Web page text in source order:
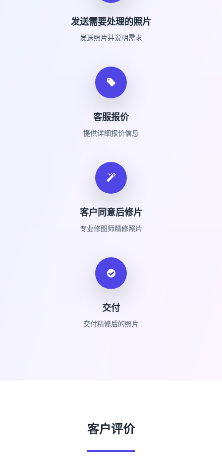
发送需要处理的照片
发送照片并说明需求
客服报价
提供详细报价信息
客户同意后修片
专业修图师精修照片
交付
交付精修后的照片
客户评价